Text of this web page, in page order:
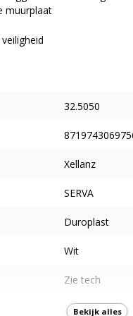
muurplaat
32.5050
Xellanz
SERVA
Duroplast
Wit
Zie tech
Geen
Bekijk alles